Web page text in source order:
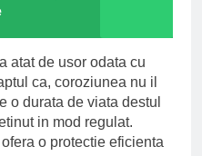
atat de usor odata cu
ca, coroziunea nu il
o durata de viata destul
in mod regulat.
o protectie eficienta